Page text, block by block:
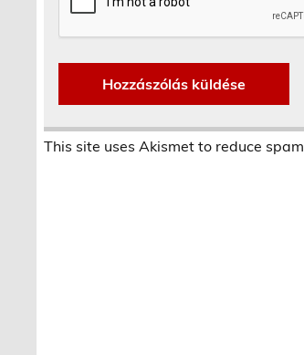
This site uses Akismet to reduce spam.